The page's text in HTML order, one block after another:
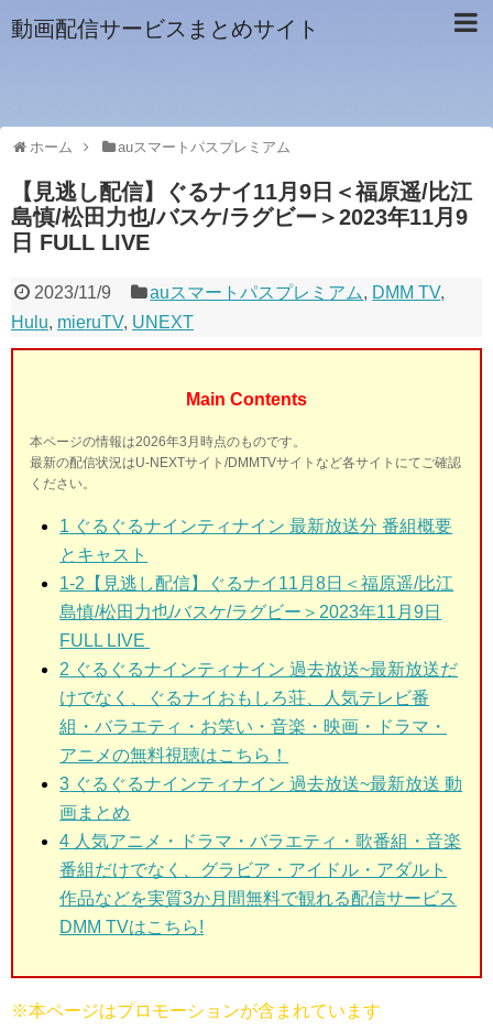
動画配信サービスまとめサイト
ホーム auスマートパスプレミアム
【見逃し配信】ぐるナイ11月9日＜福原遥/比江
島慎/松田力也/バスケ/ラグビー＞2023年11月9
日 FULL LIVE
2023/11/9 auスマートパスプレミアム, DMM TV,
Hulu, mieruTV, UNEXT
Main Contents
本ページの情報は2026年3月時点のものです。
最新の配信状況はU-NEXTサイト/DMMTVサイトなど各サイトにてご確認
ください。
1 ぐるぐるナインティナイン 最新放送分 番組概要
とキャスト
1-2 【見逃し配信】ぐるナイ11月8日＜福原遥/比江
島慎/松田力也/バスケ/ラグビー＞2023年11月9日
FULL LIVE
2 ぐるぐるナインティナイン 過去放送~最新放送だ
けでなく、ぐるナイおもしろ荘、人気テレビ番
組・バラエティ・お笑い・音楽・映画・ドラマ・
アニメの無料視聴はこちら！
3 ぐるぐるナインティナイン 過去放送~最新放送 動
画まとめ
4 人気アニメ・ドラマ・バラエティ・歌番組・音楽
番組だけでなく、グラビア・アイドル・アダルト
作品などを実質3か月間無料で観れる配信サービス
DMM TVはこちら!
※本ページはプロモーションが含まれています